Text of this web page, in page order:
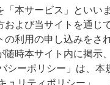
本サービス」といいま
および当サイトを通
利用の申し込みをさ
時本サイト内に掲
シーポリシー」は、